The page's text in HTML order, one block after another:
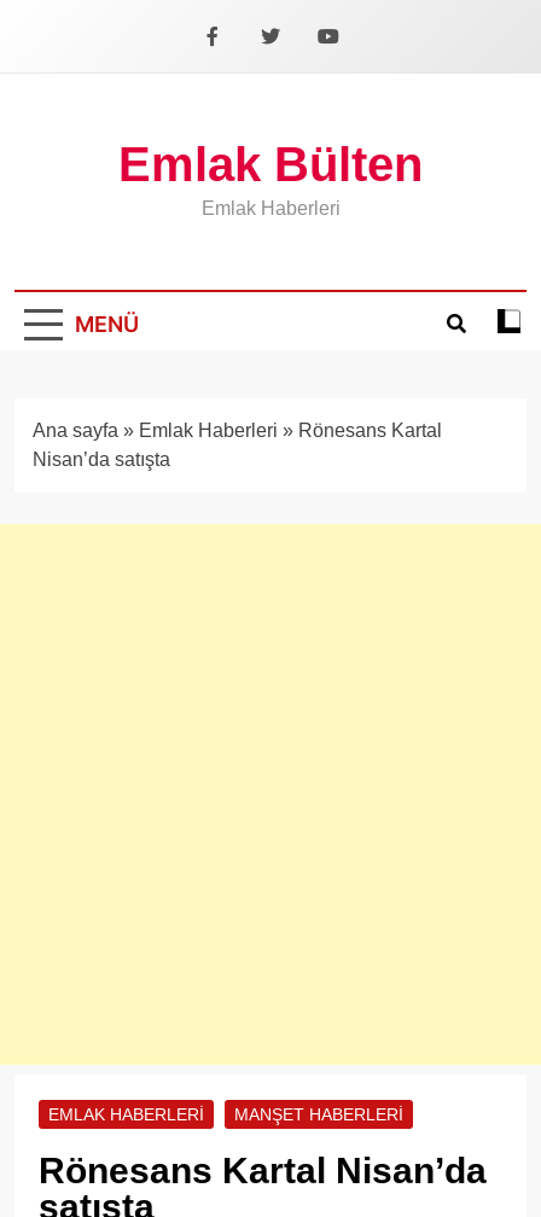
Facebook
X YouTube
Emlak Bülten
Emlak Haberleri
MENÜ
Koyu
Ana sayfa » Emlak Haberleri » Rönesans Kartal
Nisan’da satışta
EMLAK HABERLERI MANŞET HABERLERI
Rönesans Kartal Nisan’da
satışta